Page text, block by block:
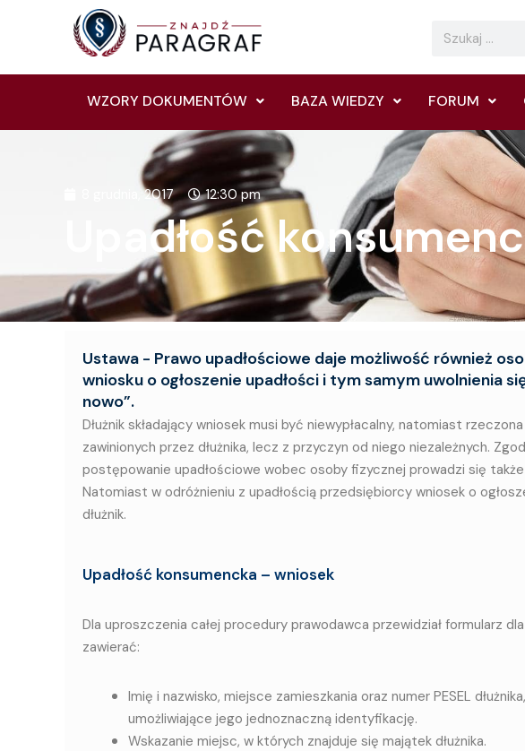
Search
WZORY DOKUMENTÓW BAZA WIEDZY FORUM
8 grudnia, 2017 12:30 pm
Upadłość
Ustawa - Prawo upadłościowe daje możliwość również
wniosku o ogłoszenie upadłości i tym samym uwolnienia
nowo”.
Dłużnik składający wniosek musi być niewypłacalny, natomiast
zawinionych przez dłużnika, lecz z przyczyn od niego niezależnych.
postępowanie upadłościowe wobec osoby fizycznej prowadzi się
Natomiast w odróżnieniu z upadłością przedsiębiorcy wniosek o
dłużnik.
Upadłość konsumencka – wniosek
Dla uproszczenia całej procedury prawodawca przewidział formularz
zawierać:
Imię i nazwisko, miejsce zamieszkania oraz numer PESEL
umożliwiające jego jednoznaczną identyfikację.
Wskazanie miejsc, w których znajduje się majątek dłużnika.